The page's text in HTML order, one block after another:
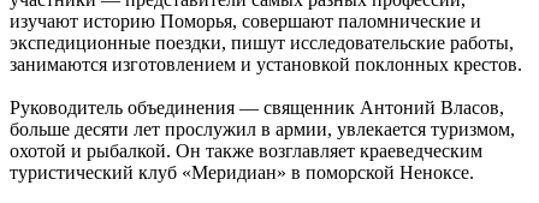
изучают историю Поморья, совершают паломнические и
экспедиционные поездки, пишут исследовательские работы,
занимаются изготовлением и установкой поклонных крестов.
Руководитель объединения — священник Антоний Власов,
больше десяти лет прослужил в армии, увлекается туризмом,
охотой и рыбалкой. Он также возглавляет краеведческим
туристический клуб «Меридиан» в поморской Неноксе.